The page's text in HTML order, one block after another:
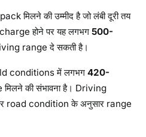
मिलने की उम्मीद है जो लंबी दूरी तय
होने पर यह लगभग 500-
range दे सकती है।
conditions में लगभग 420-
की संभावना है। Driving
road condition के अनुसार range